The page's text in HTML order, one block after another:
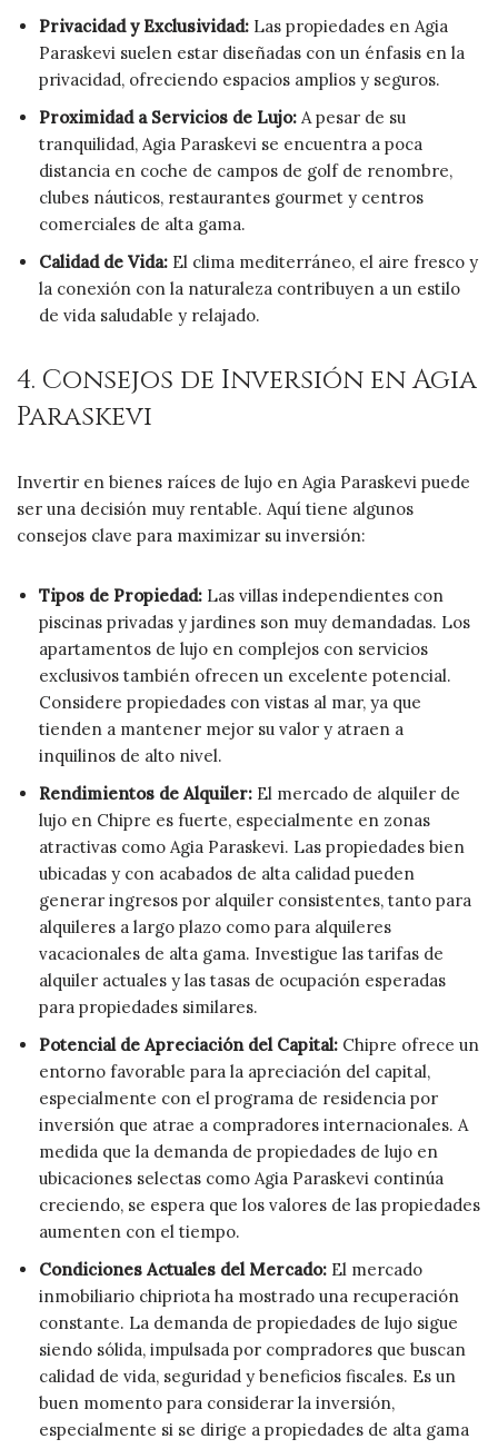
Privacidad y Exclusividad: Las propiedades en Agia
Paraskevi suelen estar diseñadas con un énfasis en la
privacidad, ofreciendo espacios amplios y seguros.
Proximidad a Servicios de Lujo: A pesar de su
tranquilidad, Agia Paraskevi se encuentra a poca
distancia en coche de campos de golf de renombre,
clubes náuticos, restaurantes gourmet y centros
comerciales de alta gama.
Calidad de Vida: El clima mediterráneo, el aire fresco y
la conexión con la naturaleza contribuyen a un estilo
de vida saludable y relajado.
4. Consejos de Inversión en Agia
Paraskevi
Invertir en bienes raíces de lujo en Agia Paraskevi puede
ser una decisión muy rentable. Aquí tiene algunos
consejos clave para maximizar su inversión:
Tipos de Propiedad: Las villas independientes con
piscinas privadas y jardines son muy demandadas. Los
apartamentos de lujo en complejos con servicios
exclusivos también ofrecen un excelente potencial.
Considere propiedades con vistas al mar, ya que
tienden a mantener mejor su valor y atraen a
inquilinos de alto nivel.
Rendimientos de Alquiler: El mercado de alquiler de
lujo en Chipre es fuerte, especialmente en zonas
atractivas como Agia Paraskevi. Las propiedades bien
ubicadas y con acabados de alta calidad pueden
generar ingresos por alquiler consistentes, tanto para
alquileres a largo plazo como para alquileres
vacacionales de alta gama. Investigue las tarifas de
alquiler actuales y las tasas de ocupación esperadas
para propiedades similares.
Potencial de Apreciación del Capital: Chipre ofrece un
entorno favorable para la apreciación del capital,
especialmente con el programa de residencia por
inversión que atrae a compradores internacionales. A
medida que la demanda de propiedades de lujo en
ubicaciones selectas como Agia Paraskevi continúa
creciendo, se espera que los valores de las propiedades
aumenten con el tiempo.
Condiciones Actuales del Mercado: El mercado
inmobiliario chipriota ha mostrado una recuperación
constante. La demanda de propiedades de lujo sigue
siendo sólida, impulsada por compradores que buscan
calidad de vida, seguridad y beneficios fiscales. Es un
buen momento para considerar la inversión,
especialmente si se dirige a propiedades de alta gama